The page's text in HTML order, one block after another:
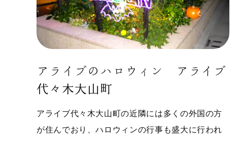
アライブのハロウィン アライブ
代々木大山町
アライブ代々木大山町の近隣には多くの外国の方
が住んでおり、ハロウィンの行事も盛大に行われ